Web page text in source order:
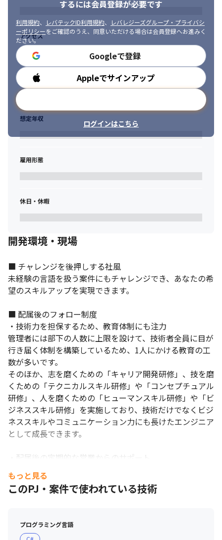
するには会員登録が必要です
利用規約、 レバテックID利用規約、
レバレジーズグループ・プライバシ
ーポリシーをご確認のうえ、同意いただける場合は会員登録へお進みく
ださい。
Googleで登録
Appleでサインアップ
ログインはこちら
アクセス
勤務時間
想定年収
雇用形態
休日・休暇
開発環境・現場
■ チャレンジを後押しする社風
未経験の言語を扱う案件にもチャレンジでき、あなたの希
望のスキルアップを実現できます。
■ 配属後のフォロー制度
・技術力を担保するため、教育体制にも注力
管理者には部下の人数に上限を設けて、技術者全員に目が
行き届く体制を構築しているため、1人にかける教育の工
数が多いです。
そのほか、志を磨くための「キャリア開発研修」、技を磨
くための「テクニカルスキル研修」や「コンセプチュアル
研修」、人を磨くための「ヒューマンスキル研修」や「ビ
ジネススキル研修」を実施しており、技術だけでなくビジ
ネススキルやコミュニケーション力にも長けたエンジニア
として成長できます。
・配属後の定期的な営業からのサポート
案件に配属された後は、当社の営業が取引先企業へ定期的
に訪問し、エンジニアが働きやすい環境をバックアップす
るために意見提示や状況のヒアリングを積極的に行ってい
・資格取得でキャリアチェンジも、キャリアアップも応援
もっと見る
このPJ・案件で使われている技術
プログラミング言語